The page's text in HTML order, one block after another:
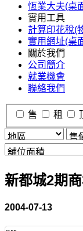
恆業大夫(桌
實用工具
計算印花稅(
實用網址(桌
關於我們
公司簡介
就業機會
聯絡我們
售 租
新都城2期
2004-07-13